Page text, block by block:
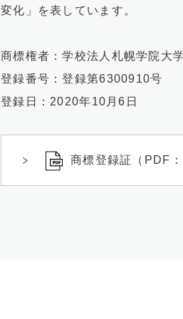
変化」を表しています。
商標権者：学校法人札幌学院大学
登録番号：登録第6300910号
登録日：2020年10月6日
商標登録証（PDF